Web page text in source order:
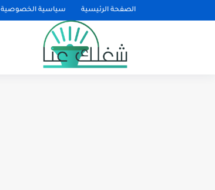
الصفحة الرئيسية سياسية الخصوصية